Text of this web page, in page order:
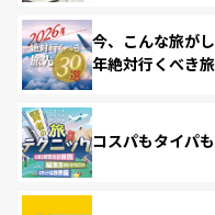
今、こんな旅が
年絶対行くべき
コスパもタイパ